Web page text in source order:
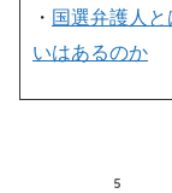
・ 国選弁護人
いはあるのか
5